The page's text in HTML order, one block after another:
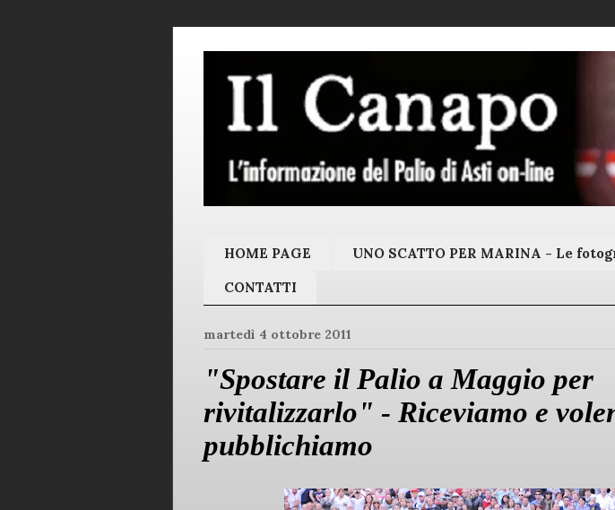
HOME PAGE UNO SCATTO PER MARINA - Le
CONTATTI
martedì 4 ottobre 2011
"Spostare il Palio a Maggio per
rivitalizzarlo" - Riceviamo e
pubblichiamo